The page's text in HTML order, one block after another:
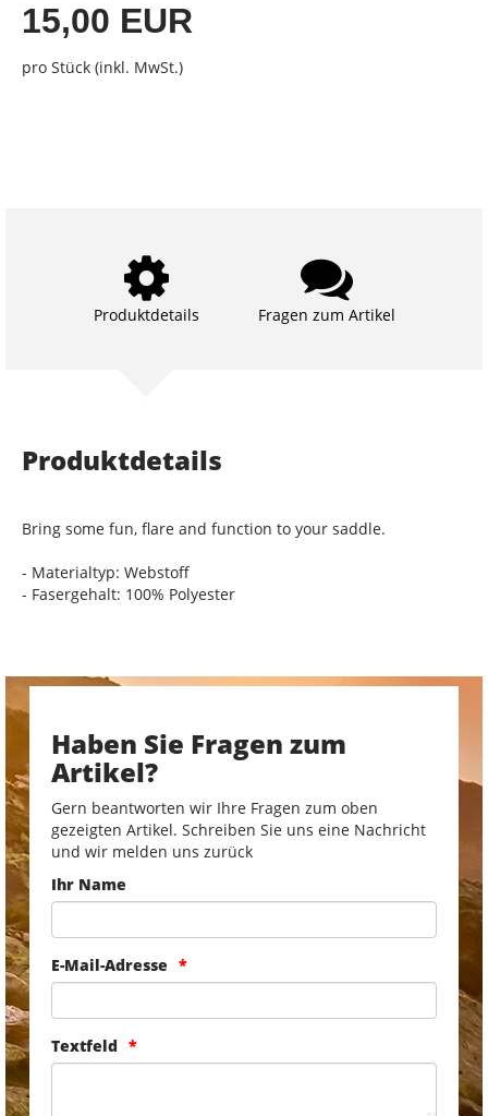
15,00 EUR
pro Stück (inkl. MwSt.)
Produktdetails Fragen zum Artikel
Produktdetails
Bring some fun, flare and function to your saddle.
- Materialtyp: Webstoff
- Fasergehalt: 100% Polyester
Haben Sie Fragen zum
Artikel?
Gern beantworten wir Ihre Fragen zum oben
gezeigten Artikel. Schreiben Sie uns eine Nachricht
und wir melden uns zurück
Ihr Name
E-Mail-Adresse
Textfeld